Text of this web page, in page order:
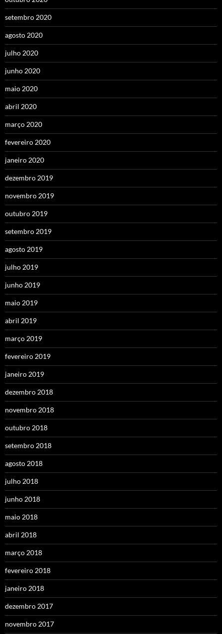
setembro 2020
agosto 2020
julho 2020
junho 2020
maio 2020
abril 2020
março 2020
fevereiro 2020
janeiro 2020
dezembro 2019
novembro 2019
outubro 2019
setembro 2019
agosto 2019
julho 2019
junho 2019
maio 2019
abril 2019
março 2019
fevereiro 2019
janeiro 2019
dezembro 2018
novembro 2018
outubro 2018
setembro 2018
agosto 2018
julho 2018
junho 2018
maio 2018
abril 2018
março 2018
fevereiro 2018
janeiro 2018
dezembro 2017
novembro 2017